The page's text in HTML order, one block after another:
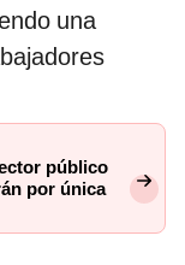
una
público
por única